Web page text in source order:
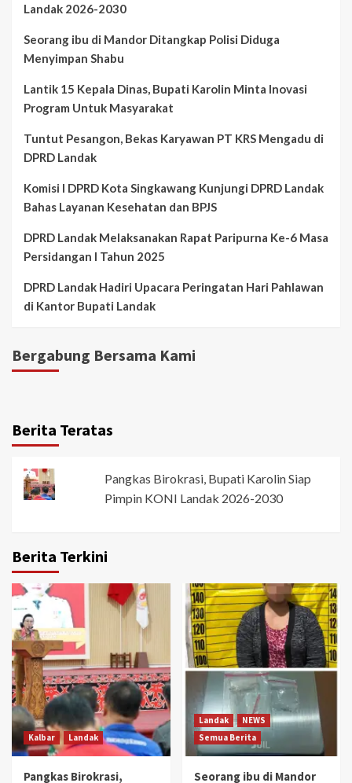
Landak 2026-2030
Seorang ibu di Mandor Ditangkap Polisi Diduga
Menyimpan Shabu
Lantik 15 Kepala Dinas, Bupati Karolin Minta Inovasi
Program Untuk Masyarakat
Tuntut Pesangon, Bekas Karyawan PT KRS Mengadu di
DPRD Landak
Komisi I DPRD Kota Singkawang Kunjungi DPRD Landak
Bahas Layanan Kesehatan dan BPJS
DPRD Landak Melaksanakan Rapat Paripurna Ke-6 Masa
Persidangan I Tahun 2025
DPRD Landak Hadiri Upacara Peringatan Hari Pahlawan
di Kantor Bupati Landak
Bergabung Bersama Kami
Berita Teratas
Pangkas Birokrasi, Bupati Karolin Siap
Pimpin KONI Landak 2026-2030
Berita Terkini
Kalbar Landak
Pangkas Birokrasi,
Landak
NEWS
Semua Berita
Seorang ibu di Mandor